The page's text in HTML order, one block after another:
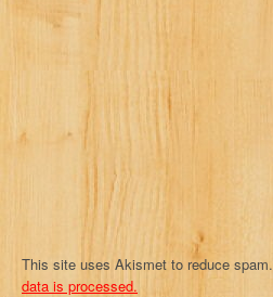
i
n
This site uses Akismet to reduce spam.
data is processed.